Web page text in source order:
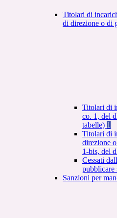
Titolari di
di direzione o di
Titolari di
co. 1, del
tabelle) 1
Titolari di
direzione
1-bis, del
Cessati
pubblicare
Sanzioni per